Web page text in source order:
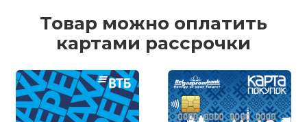
Товар можно оплатить
картами рассрочки